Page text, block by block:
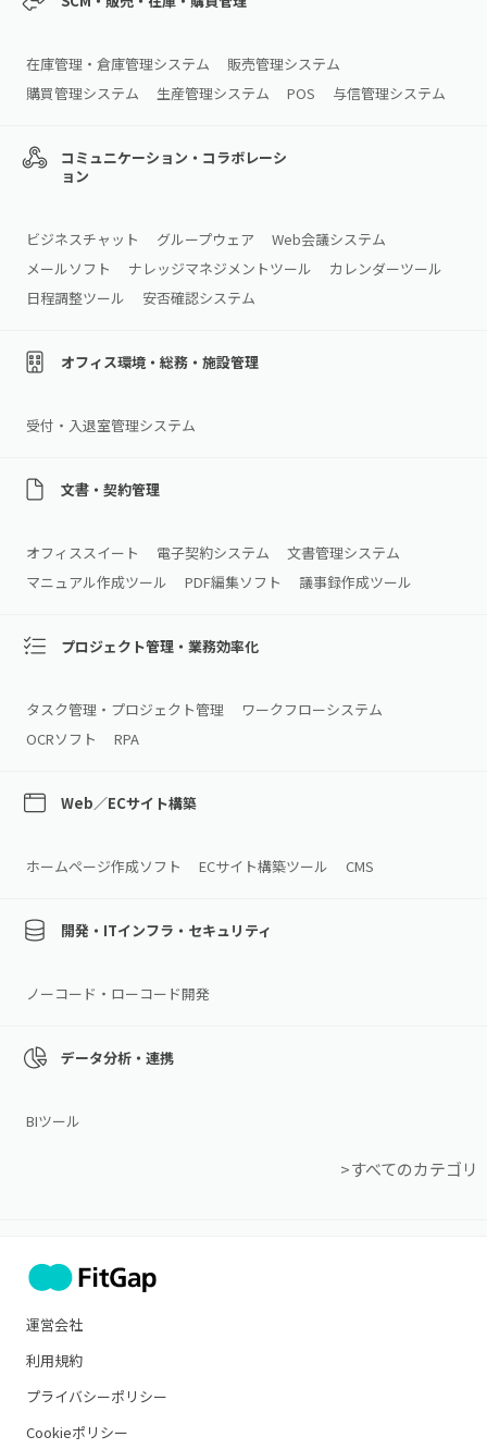
在庫管理・倉庫管理システム
販売管理システム
購買管理システム
生産管理システム POS 与信管理システム
コミュニケーション・コラボレーシ
ョン
ビジネスチャット グループウェア
Web会議システム
メールソフト
ナレッジマネジメントツール
カレンダーツール
日程調整ツール
安否確認システム
オフィス環境・総務・施設管理
受付・入退室管理システム
文書・契約管理
オフィススイート 電子契約システム
文書管理システム
マニュアル作成ツール
PDF編集ソフト 議事録作成ツール
プロジェクト管理・業務効率化
タスク管理・プロジェクト管理
ワークフローシステム
OCRソフト
RPA
Web／ECサイト構築
ホームページ作成ソフト ECサイト構築ツール CMS
開発・ITインフラ・セキュリティ
ノーコード・ローコード開発
データ分析・連携
BIツール
>すべてのカテゴリ
運営会社
利用規約
プライバシーポリシー
Cookieポリシー